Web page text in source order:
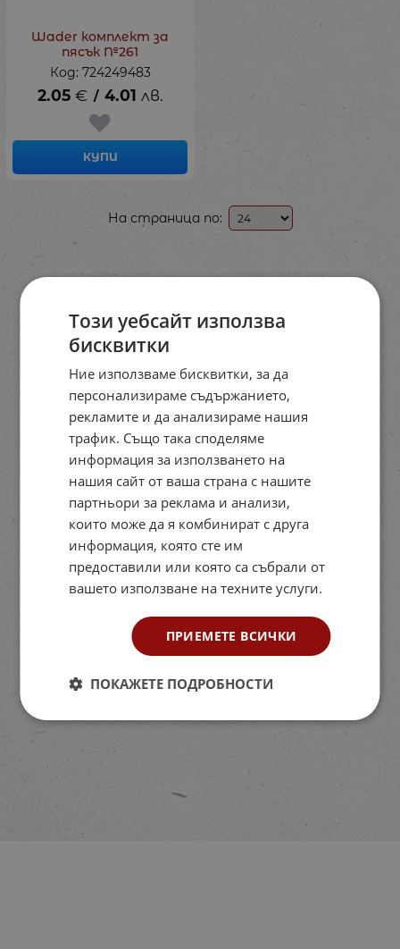
Wader комплект за
пясък №261
Код: 724249483
2.05 € / 4.01 лв.
КУПИ
На страница по:
Този уебсайт използва
бисквитки
Ние използваме бисквитки, за да
персонализираме съдържанието,
рекламите и да анализираме нашия
трафик. Също така споделяме
информация за използването на
нашия сайт от ваша страна с нашите
партньори за реклама и анализи,
които може да я комбинират с друга
информация, която сте им
предоставили или която са събрали от
вашето използване на техните услуги.
ПРИЕМЕТЕ ВСИЧКИ
ПОКАЖЕТЕ ПОДРОБНОСТИ